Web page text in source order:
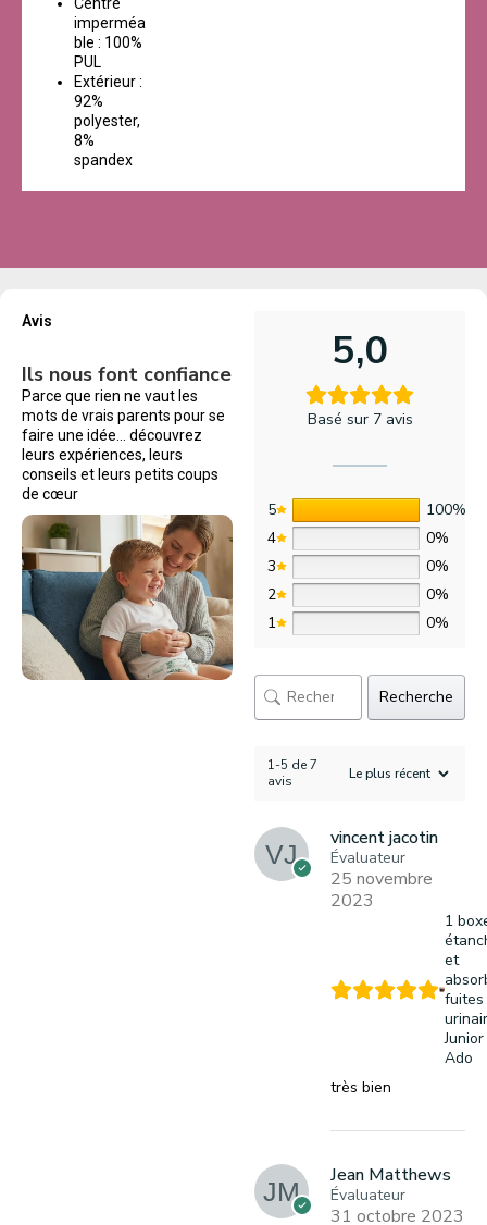
imperméa
ble : 100%
PUL
Extérieur :
92%
polyester,
8%
spandex
Avis
Ils nous font confiance
Parce que rien ne vaut les
mots de vrais parents pour se
faire une idée… découvrez
leurs expériences, leurs
conseils et leurs petits coups
de cœur
5,0
Basé sur 7 avis
5
100%
4
0%
3
0%
2
0%
1
0%
Recherche
1-5 de 7
avis
vincent jacotin
Évaluateur
25 novembre
2023
1
et
fuites
Junior
Ado
très bien
Jean Matthews
Évaluateur
31 octobre 2023